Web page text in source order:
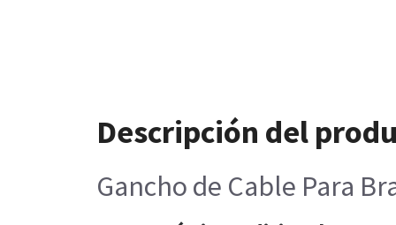
Descripción del
Gancho de Cable Para